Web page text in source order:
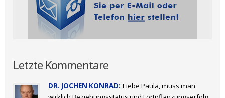
Letzte Kommentare
DR. JOCHEN KONRAD: Liebe Paula, muss man